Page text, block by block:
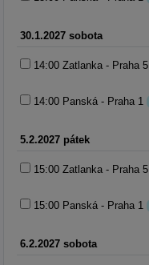
30.1.2027 sobota
14:00 Zatlanka - Praha 5
14:00 Panská - Praha 1
5.2.2027 pátek
15:00 Zatlanka - Praha 5
15:00 Panská - Praha 1
6.2.2027 sobota